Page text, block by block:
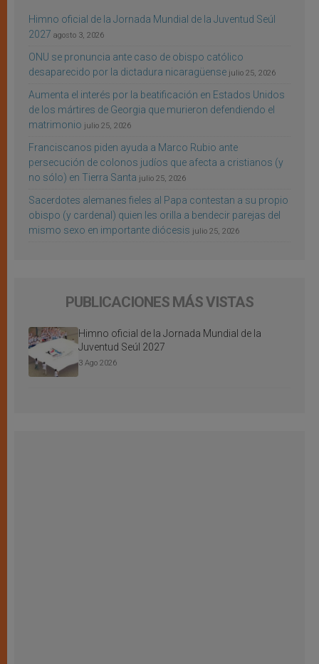
Himno oficial de la Jornada Mundial de la Juventud Seúl
2027 agosto 3, 2026
ONU se pronuncia ante caso de obispo católico
desaparecido por la dictadura nicaragüense julio 25, 2026
Aumenta el interés por la beatificación en Estados Unidos
de los mártires de Georgia que murieron defendiendo el
matrimonio julio 25, 2026
Franciscanos piden ayuda a Marco Rubio ante
persecución de colonos judíos que afecta a cristianos (y
no sólo) en Tierra Santa julio 25, 2026
Sacerdotes alemanes fieles al Papa contestan a su propio
obispo (y cardenal) quien les orilla a bendecir parejas del
mismo sexo en importante diócesis julio 25, 2026
PUBLICACIONES MÁS VISTAS
Himno oficial de la Jornada Mundial de la
Juventud Seúl 2027
3 Ago 2026